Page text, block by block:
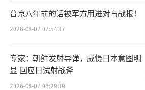
普京八年前的话被军方用进对乌战报！
2026-08-07 07:54:37
专家：朝鲜发射导弹，威慑日本意图明
显 回应日试射战斧
2026-08-07 08:29:39